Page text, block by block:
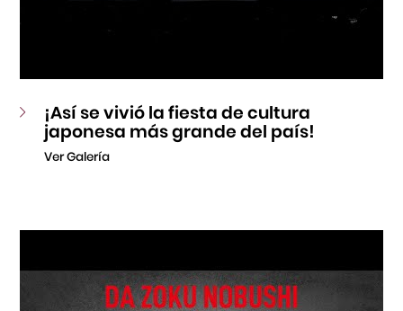
¡Así se vivió la fiesta de cultura
japonesa más grande del país!
Ver Galería